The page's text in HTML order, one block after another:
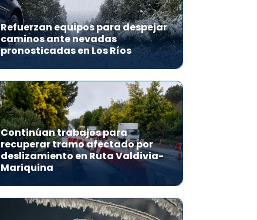
Refuerzan equipos para despejar
caminos ante nevadas
pronosticadas en Los Ríos
Continúan trabajos para
recuperar tramo afectado por
deslizamiento en Ruta Valdivia-
Mariquina